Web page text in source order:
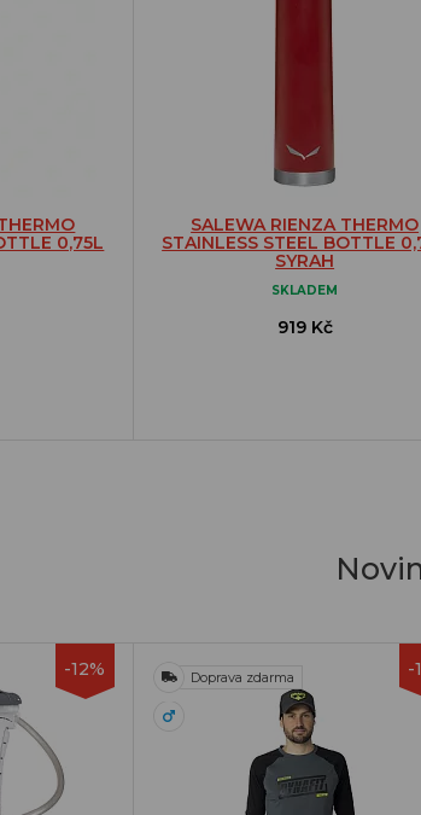
0,75L
SALEWA RIENZA THERMO
STAINLESS STEEL BOTTLE
SYRAH
SKLADEM
919 Kč
-12% -
Doprava zdarma